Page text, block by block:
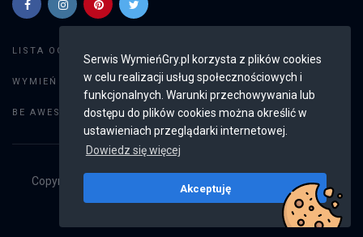
Serwis WymieńGry.pl korzysta z plików cookies
w celu realizacji usług społecznościowych i
funkcjonalnych. Warunki przechowywania lub
dostępu do plików cookies można określić w
ustawieniach przeglądarki internetowej.
Dowiedz się więcej
Akceptuję
LISTA OGŁOSZEŃ:
WYMIEŃ GRY: Dodaj ogłoszenie
BE AWESOME: Weryfikacja konta
Copyright © 2019 - 2026
Wszystkie prawa
v2.8.4